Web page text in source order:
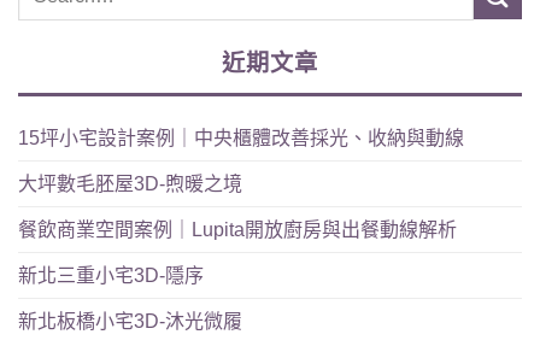
近期文章
15坪小宅設計案例｜中央櫃體改善採光、收納與動線
大坪數毛胚屋3D-煦暖之境
餐飲商業空間案例｜Lupita開放廚房與出餐動線解析
新北三重小宅3D-隱序
新北板橋小宅3D-沐光微履